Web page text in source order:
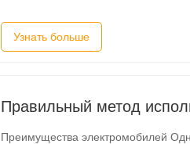
погрузчика, напрямую связано с
Узнать больше
Преимущества электромобилей Одним из преимуществ вилочного погрузчика с